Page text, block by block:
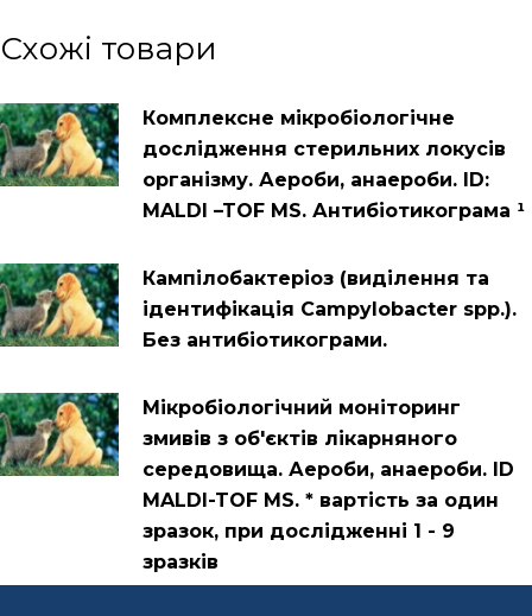
Схожі товари
Комплексне мікробіологічне
дослідження стерильних локусів
організму. Аероби, анаероби. ID:
MALDI –TOF MS. Антибіотикограма ¹
Кампілобактеріоз (виділення та
ідентифікація Campylobacter spp.).
Без антибіотикограми.
Мікробіологічний моніторинг
змивів з об'єктів лікарняного
середовища. Аероби, анаероби. ID
MALDI-TOF MS. * вартість за один
зразок, при дослідженні 1 - 9
зразків